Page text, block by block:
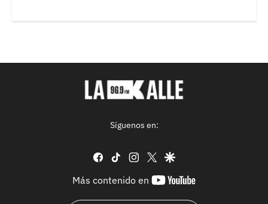
Síguenos en:
facebook
tiktok instagram
twittergoogle
Más contenido en
youtube-